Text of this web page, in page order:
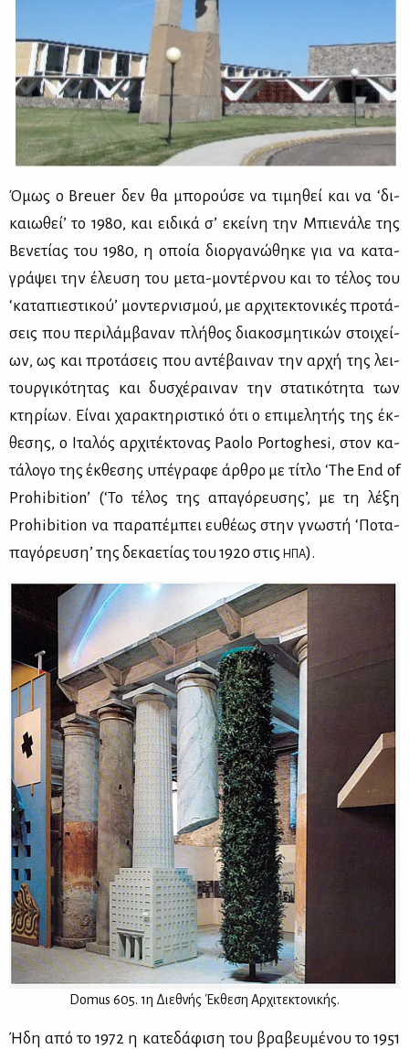
Όμως ο Breuer δεν θα μπο­ρού­σε να τι­μη­θεί και να ‘δι­
καιω­θεί’ το 1980, και ει­δι­κά σ’ εκεί­νη την Μπιε­νά­λε της
Βε­νε­τί­ας του 1980, η οποία διορ­γα­νώ­θη­κε για να κα­τα­
γρά­ψει την έλευ­ση του με­τα-μο­ντέρ­νου και το τέ­λος του
‘κα­τα­πιε­στι­κού’ μο­ντερ­νι­σμού, με αρ­χι­τε­κτο­νι­κές προ­τά­
σεις που πε­ρι­λάμ­βα­ναν πλή­θος δια­κο­σμη­τι­κών στοι­χεί­
ων, ως και προ­τά­σεις που αντέ­βαι­ναν την αρ­χή της λει­
τουρ­γι­κό­τη­τας και δυ­σχέ­ραι­ναν την στα­τι­κό­τη­τα των
κτη­ρί­ων. Εί­ναι χα­ρα­κτη­ρι­στι­κό ότι ο επι­με­λη­τής της έκ­
θε­σης, ο Ιτα­λός αρ­χι­τέ­κτο­νας Paolo Portoghesi, στον κα­
τά­λο­γο της έκ­θε­σης υπέ­γρα­φε άρ­θρο με τί­τλο ‘The End of
Prohibition’ (‘Το τέ­λος της απα­γό­ρευ­ση­ς’, με τη λέ­ξη
Prohibition να πα­ρα­πέ­μπει ευ­θέ­ως στην γνω­στή ‘Πο­τα­
πα­γό­ρευ­ση’ της δε­κα­ε­τί­ας του 1920 στις ΗΠΑ).
Domus 605. 1η Διε­θνής Έκ­θε­ση Αρ­χι­τε­κτο­νι­κής.
Ήδη από το 1972 η κα­τε­δά­φι­ση του βρα­βευ­μέ­νου το 1951